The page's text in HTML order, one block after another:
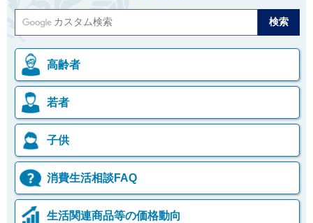
高齢者
若者
子供
消費生活相談FAQ
生活関連商品等の価格動向